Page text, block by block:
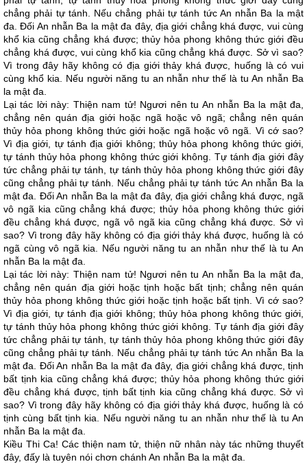
chẳng phải tự tánh. Nếu chẳng phải tự tánh tức An nhẫn Ba la mật
đa. Đối An nhẫn Ba la mật đa đây, địa giới chẳng khá được, vui cùng
khổ kia cũng chẳng khá được; thủy hỏa phong không thức giới đều
chẳng khá được, vui cùng khổ kia cũng chẳng khá được. Sở vì sao?
Vì trong đây hãy không có địa giới thảy khá được, huống là có vui
cùng khổ kia. Nếu người năng tu an nhẫn như thế là tu An nhẫn Ba
la mật đa.
Lại tác lời này: Thiện nam tử! Ngươi nên tu An nhẫn Ba la mật đa,
chẳng nên quán địa giới hoặc ngã hoặc vô ngã; chẳng nên quán
thủy hỏa phong không thức giới hoặc ngã hoặc vô ngã. Vì cớ sao?
Vì địa giới, tự tánh địa giới không; thủy hỏa phong không thức giới,
tự tánh thủy hỏa phong không thức giới không. Tự tánh địa giới đây
tức chẳng phải tự tánh, tự tánh thủy hỏa phong không thức giới đây
cũng chẳng phải tự tánh. Nếu chẳng phải tự tánh tức An nhẫn Ba la
mật đa. Đối An nhẫn Ba la mật đa đây, địa giới chẳng khá được, ngã
vô ngã kia cũng chẳng khá được; thủy hỏa phong không thức giới
đều chẳng khá được, ngã vô ngã kia cũng chẳng khá được. Sở vì
sao? Vì trong đây hãy không có địa giới thảy khá được, huống là có
ngã cùng vô ngã kia. Nếu người năng tu an nhẫn như thế là tu An
nhẫn Ba la mật đa.
Lại tác lời này: Thiện nam tử! Ngươi nên tu An nhẫn Ba la mật đa,
chẳng nên quán địa giới hoặc tịnh hoặc bất tịnh; chẳng nên quán
thủy hỏa phong không thức giới hoặc tịnh hoặc bất tịnh. Vì cớ sao?
Vì địa giới, tự tánh địa giới không; thủy hỏa phong không thức giới,
tự tánh thủy hỏa phong không thức giới không. Tự tánh địa giới đây
tức chẳng phải tự tánh, tự tánh thủy hỏa phong không thức giới đây
cũng chẳng phải tự tánh. Nếu chẳng phải tự tánh tức An nhẫn Ba la
mật đa. Đối An nhẫn Ba la mật đa đây, địa giới chẳng khá được, tịnh
bất tịnh kia cũng chẳng khá được; thủy hỏa phong không thức giới
đều chẳng khá được, tịnh bất tịnh kia cũng chẳng khá được. Sở vì
sao? Vì trong đây hãy không có địa giới thảy khá được, huống là có
tịnh cùng bất tịnh kia. Nếu người năng tu an nhẫn như thế là tu An
nhẫn Ba la mật đa.
Kiều Thi Ca! Các thiện nam tử, thiện nữ nhân này tác những thuyết
đây, đấy là tuyên nói chơn chánh An nhẫn Ba la mật đa.